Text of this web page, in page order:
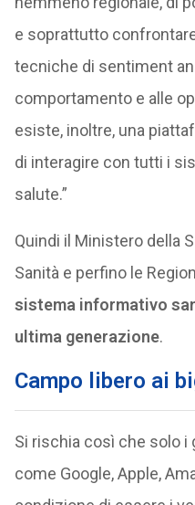
e soprattutto
tecniche di sentiment
comportamento e alle
esiste, inoltre, una
di interagire con tutti i
salute.”
Quindi il Ministero della
Sanità e perfino le
sistema informativo
ultima generazione.
Campo libero ai
Si rischia così che solo i
come Google, Apple,